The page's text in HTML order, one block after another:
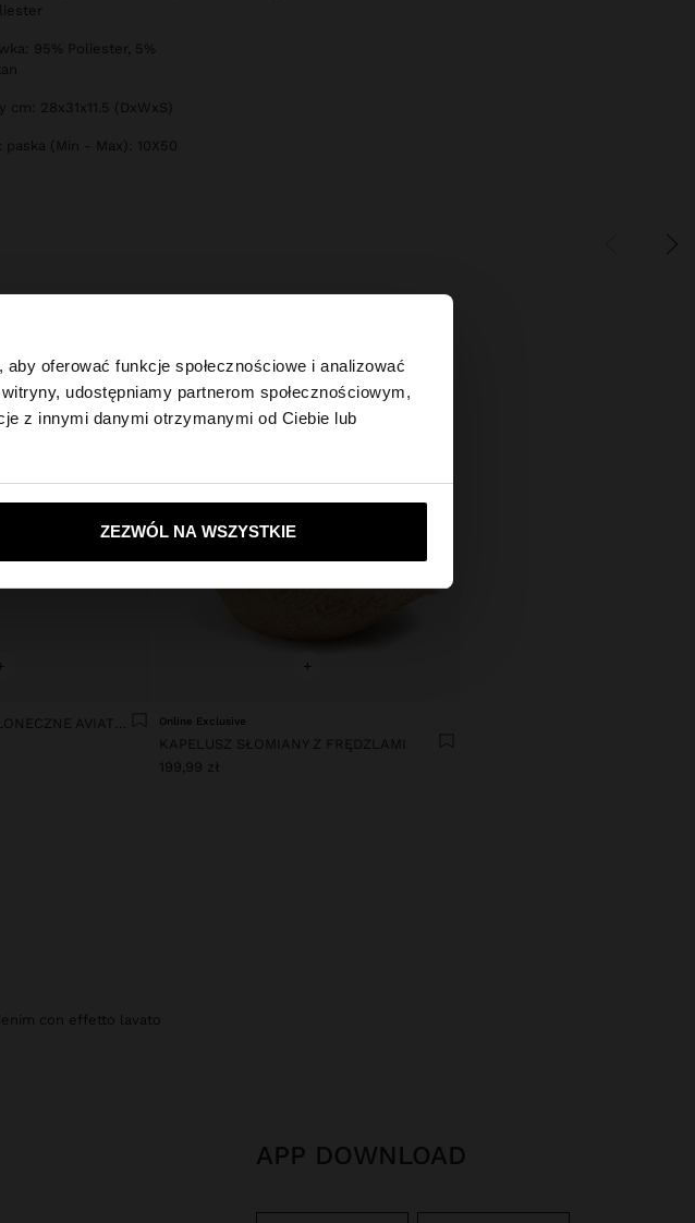
oferować funkcje społecznościowe i analizować
udostępniamy partnerom społecznościowym,
z innymi danymi otrzymanymi od Ciebie lub
ZEZWÓL NA WSZYSTKIE
×
stronę United States?
Tak, zabierz mnie do United States
95% Poliester, 5%
cm: 28x31x11.5 (DxWxS)
paska (Min - Max): 10X50
+
Online Exclusive
KAPELUSZ SŁOMIANY Z FRĘDZLAMI
199,99 zł
con effetto lavato
APP DOWNLOAD